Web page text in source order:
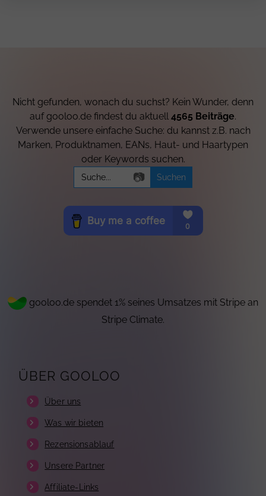
Nicht gefunden, wonach du suchst? Kein Wunder, denn
auf gooloo.de findest du aktuell 4565 Beiträge.
Verwende unsere einfache Suche: du kannst z.B. nach
Marken, Produktnamen, EANs, Haut- und Haartypen
oder Keywords suchen.
Search
for:
📷
gooloo.de spendet 1% seines Umsatzes mit Stripe an
Stripe Climate.
ÜBER GOOLOO
Über uns
Was wir bieten
Rezensionsablauf
Unsere Partner
Affiliate-Links